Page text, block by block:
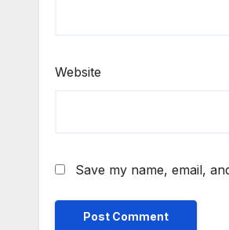
Website
Save my name, email,